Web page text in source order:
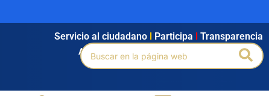
Agendamiento Intranet Búsqueda avanzada
Servicio al ciudadano Participa Transparencia
Buscar
por: